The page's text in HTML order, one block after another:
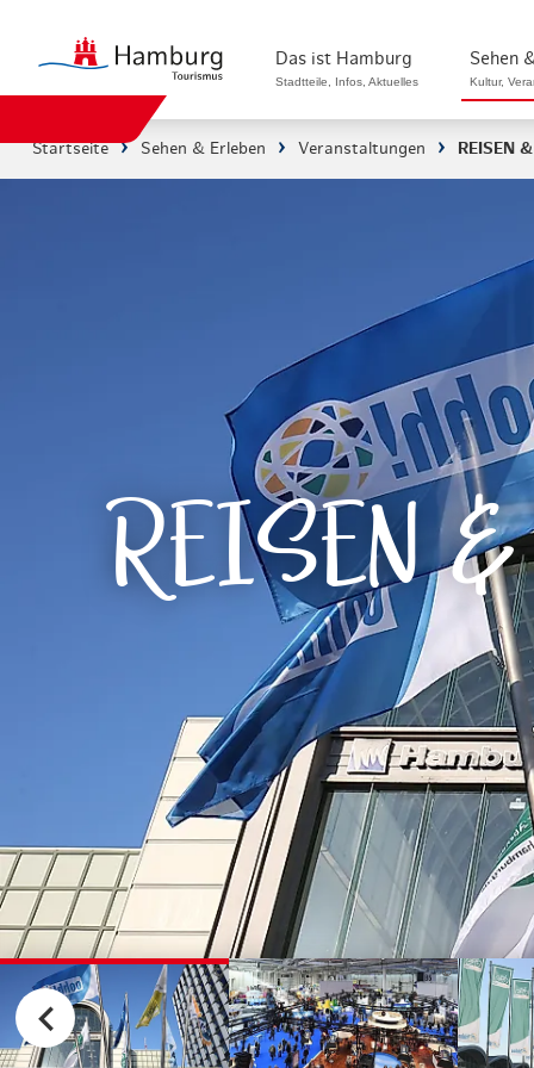
Das ist Hamburg
Stadtteile, Infos, Aktuelles
Hamburg nachhaltig erleben
Ein Tag in Hamburg
Hamburg das ganze Jahr
Hamburg für...
Infos & Mobilität
Sehen
Kultur,
Musicals &
Hamburg
Rundfahrten
Radfahren
Routen &
Historisches
Grüne
Erlebnis,
Startseite Sehen & Erleben Veranstaltungen REISEN
© ©
REISEN &